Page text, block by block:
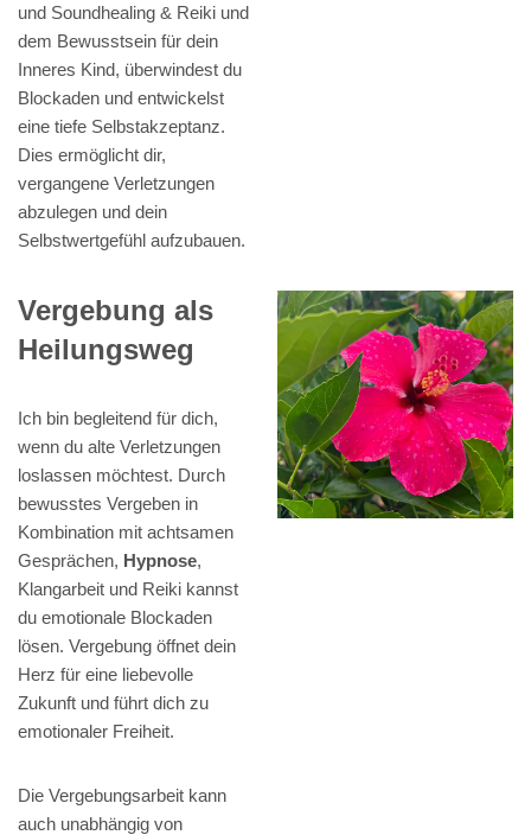
und Soundhealing & Reiki und
dem Bewusstsein für dein
Inneres Kind, überwindest du
Blockaden und entwickelst
eine tiefe Selbstakzeptanz.
Dies ermöglicht dir,
vergangene Verletzungen
abzulegen und dein
Selbstwertgefühl aufzubauen.
Vergebung als
Heilungsweg
Ich bin begleitend für dich,
wenn du alte Verletzungen
loslassen möchtest. Durch
bewusstes Vergeben in
Kombination mit achtsamen
Gesprächen, Hypnose,
Klangarbeit und Reiki kannst
du emotionale Blockaden
lösen. Vergebung öffnet dein
Herz für eine liebevolle
Zukunft und führt dich zu
emotionaler Freiheit.
Die Vergebungsarbeit kann
auch unabhängig von